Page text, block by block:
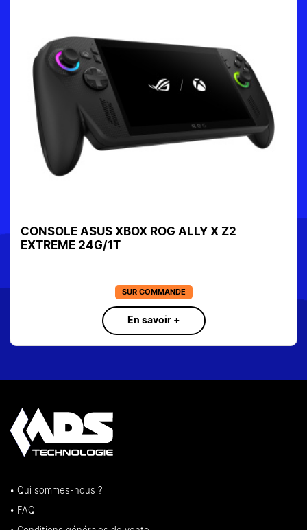
MANETTE SONY PS5 et PC DUALSENSE SS FIL
BLUETOOTH BLACK
SUR COMMANDE
En savoir +
• Qui sommes-nous ?
• FAQ